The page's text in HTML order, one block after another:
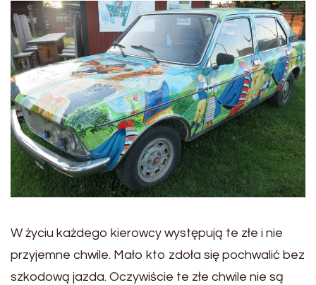
W życiu każdego kierowcy występują te złe i nie
przyjemne chwile. Mało kto zdoła się pochwalić bez
szkodową jazda. Oczywiście te złe chwile nie są